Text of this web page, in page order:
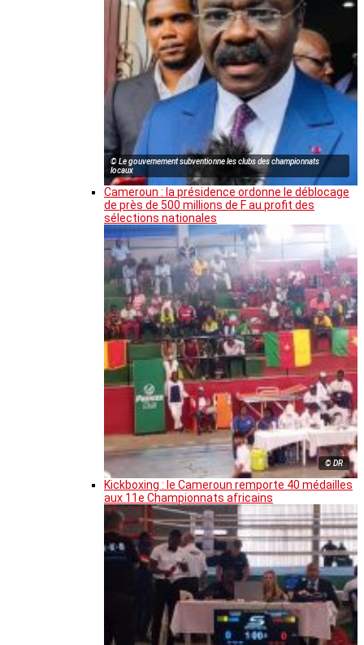
© Le gouvernement subventionne les clubs des championnats
locaux
Cameroun : la présidence ordonne le déblocage
de près de 500 millions de F au profit des
sélections nationales
© DR
Kickboxing : le Cameroun remporte 40 médailles
aux 11e Championnats africains